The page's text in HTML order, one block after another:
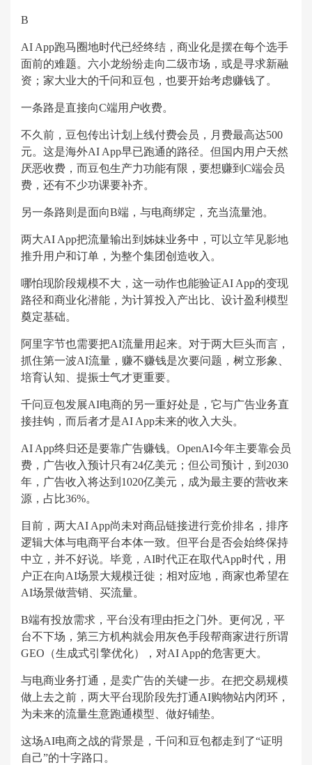
B
AI App跑马圈地时代已经终结，商业化是摆在每个选手
面前的难题。六小龙纷纷走向二级市场，或是寻求新融
资；家大业大的千问和豆包，也要开始考虑赚钱了。
一条路是直接向C端用户收费。
不久前，豆包传出计划上线付费会员，月费最高达500
元。这是海外AI App早已跑通的路径。但国内用户天然
厌恶收费，而豆包生产力功能有限，要想赚到C端会员
费，还有不少功课要补齐。
另一条路则是面向B端，与电商绑定，充当流量池。
两大AI App把流量输出到姊妹业务中，可以立竿见影地
推升用户和订单，为整个集团创造收入。
哪怕现阶段规模不大，这一动作也能验证AI App的变现
路径和商业化潜能，为计算投入产出比、设计盈利模型
奠定基础。
阿里字节也需要把AI流量用起来。对于两大巨头而言，
抓住第一波AI流量，赚不赚钱是次要问题，树立形象、
培育认知、提振士气才更重要。
千问豆包发展AI电商的另一重好处是，它与广告业务直
接挂钩，而后者才是AI App未来的收入大头。
AI App终归还是要靠广告赚钱。OpenAI今年主要靠会员
费，广告收入预计只有24亿美元；但公司预计，到2030
年，广告收入将达到1020亿美元，成为最主要的营收来
源，占比36%。
目前，两大AI App尚未对商品链接进行竞价排名，排序
逻辑大体与电商平台本体一致。但平台是否会始终保持
中立，并不好说。毕竟，AI时代正在取代App时代，用
户正在向AI场景大规模迁徙；相对应地，商家也希望在
AI场景做营销、买流量。
B端有投放需求，平台没有理由拒之门外。更何况，平
台不下场，第三方机构就会用灰色手段帮商家进行所谓
GEO（生成式引擎优化），对AI App的危害更大。
与电商业务打通，是卖广告的关键一步。在把交易规模
做上去之前，两大平台现阶段先打通AI购物站内闭环，
为未来的流量生意跑通模型、做好铺垫。
这场AI电商之战的背景是，千问和豆包都走到了“证明
自己”的十字路口。